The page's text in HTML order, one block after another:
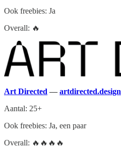
Ook freebies: Ja
Overall: 🔥
Art Directed — artdirected.design
Aantal: 25+
Ook freebies: Ja, een paar
Overall: 🔥🔥🔥🔥